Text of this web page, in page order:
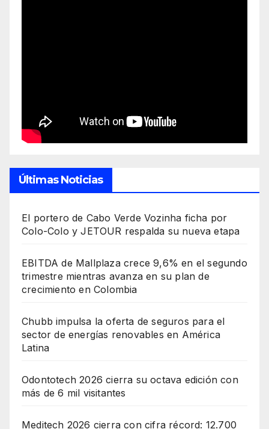
Últimas Noticias
El portero de Cabo Verde Vozinha ficha por
Colo-Colo y JETOUR respalda su nueva etapa
EBITDA de Mallplaza crece 9,6% en el segundo
trimestre mientras avanza en su plan de
crecimiento en Colombia
Chubb impulsa la oferta de seguros para el
sector de energías renovables en América
Latina
Odontotech 2026 cierra su octava edición con
más de 6 mil visitantes
Meditech 2026 cierra con cifra récord: 12.700